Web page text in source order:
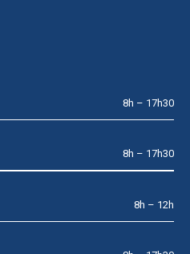
8h – 17h30
8h – 17h30
8h – 12h